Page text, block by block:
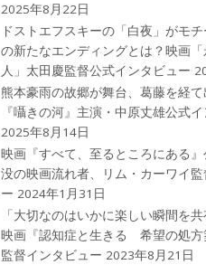
2025年8月22日
ドストエフスキーの「白夜」がモ
の新たなエンディングとは？映画「
人」太田慶監督公式インタビュー
熊本豪雨の故郷が舞台、葛藤を経
『囁きの河』主演・中原丈雄公式
2025年8月14日
映画『すべて、至るところにある
没の映画流れ者、リム・カーワイ
ー 2024年1月31日
「大切なのはいかに楽しい瞬間を共
映画『認知症と生きる 希望の処方
監督インタビュー 2023年8月21日